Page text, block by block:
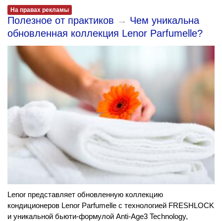
На правах рекламы
Полезное от практиков → Чем уникальна
обновленная коллекция Lenor Parfumelle?
Lenor представляет обновленную коллекцию
кондиционеров Lenor Parfumelle с технологией FRESHLOCK
и уникальной бьюти-формулой Anti-Age3 Technology,